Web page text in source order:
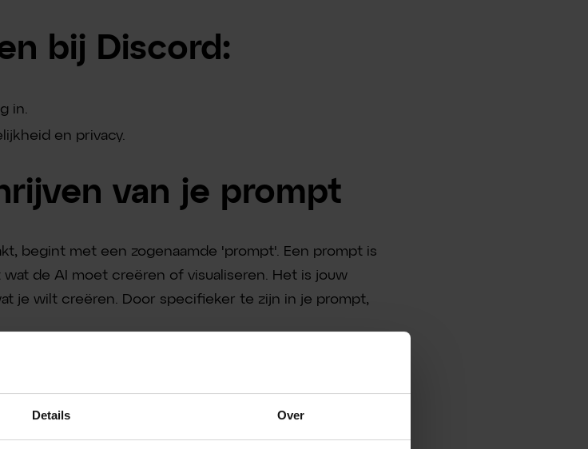
Details Over
bij Discord:
in.
en privacy.
van je prompt
begint met een zogenaamde 'prompt'. Een prompt is
de AI moet creëren of visualiseren. Het is jouw
je wilt creëren. Door specifieker te zijn in je prompt,